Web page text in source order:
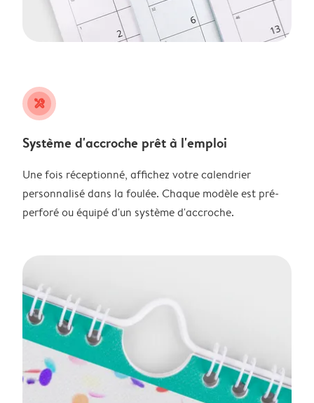
tools
Système d'accroche prêt à l'emploi
Une fois réceptionné, affichez votre calendrier
personnalisé dans la foulée. Chaque modèle est pré-
perforé ou équipé d'un système d'accroche.